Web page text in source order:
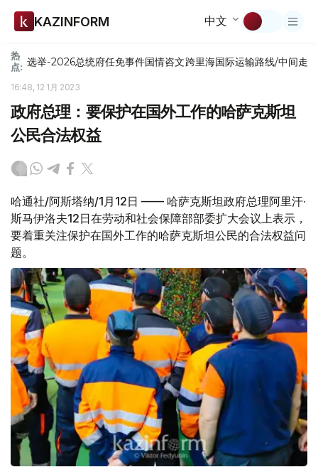
KAZINFORM 中文
热
点: 选举-2026总统府任免事件国情咨文跨里海国际运输路线/中间走廊
16:48, 12 1月 2023
政府总理：要保护在国外工作的哈萨克斯坦
公民合法权益
哈通社/阿斯塔纳/1月12日 —— 哈萨克斯坦政府总理阿里汗·
斯马伊洛夫12日在劳动和社会保障部部委扩大会议上表示，
要着重关注保护在国外工作的哈萨克斯坦公民的合法权益问
题。